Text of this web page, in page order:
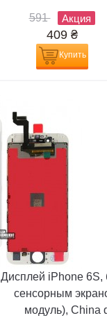
591 Акция
409 ₴
Купить
Дисплей iPhone 6S,
сенсорным
модуль), China